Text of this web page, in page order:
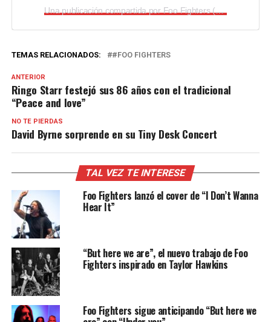
Una publicación compartida por Foo Fighters (@foofighters)
TEMAS RELACIONADOS: #FOO FIGHTERS
ANTERIOR
Ringo Starr festejó sus 86 años con el tradicional
“Peace and love”
NO TE PIERDAS
David Byrne sorprende en su Tiny Desk Concert
TAL VEZ TE INTERESE
Foo Fighters lanzó el cover de “I Don’t Wanna
Hear It”
“But here we are”, el nuevo trabajo de Foo
Fighters inspirado en Taylor Hawkins
Foo Fighters sigue anticipando “But here we